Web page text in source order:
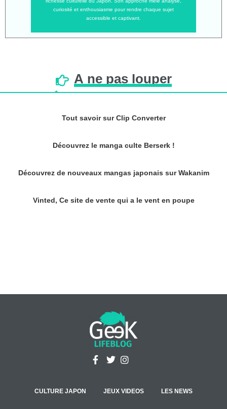
curiosité et enthousiasme pour rendre chaque sujet
accessible et captivant.
À ne pas louper
Tout savoir sur Clip Converter
Découvrez le manga culte Berserk !
Découvrez de nouveaux mangas japonais sur Wakanim
Vinted, Ce site de vente qui a le vent en poupe
CULTURE JAPON JEUX VIDEOS LES NEWS